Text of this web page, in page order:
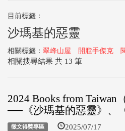
目前標籤：
沙瑪基的惡靈
相關標籤： 翠峰山屋 開膛手傑克
相關搜尋結果 共 13 筆
2024 Books from Taiwan
──《沙瑪基的惡靈》、
徵文得獎專區 2025/07/17